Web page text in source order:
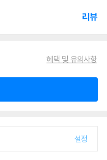
리뷰
혜택 및 유의사항
설정